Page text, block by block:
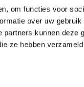
om functies voor
over uw
kunnen deze
ze hebben
-RSS-feed